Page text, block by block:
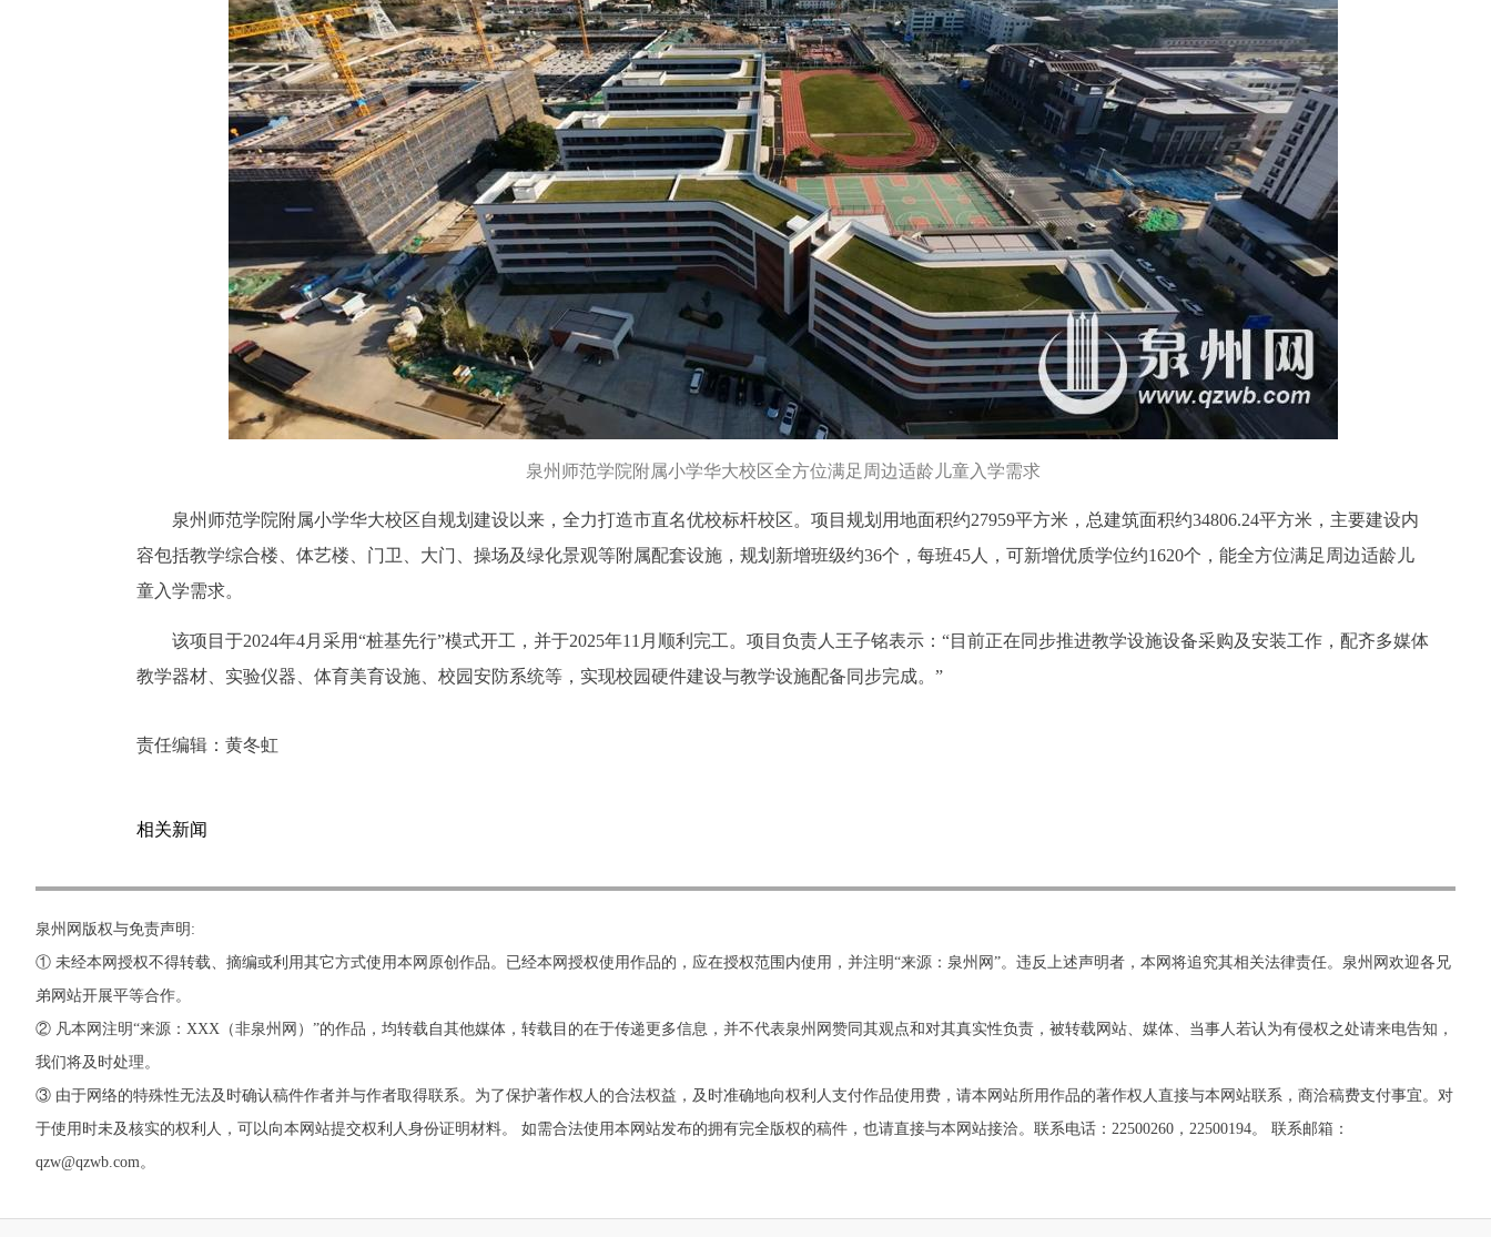
泉州师范学院附属小学华大校区全方位满足周边适龄儿童入学需求
泉州师范学院附属小学华大校区自规划建设以来，全力打造市直名优校标杆校区。项目规划用地面积约27959平方米，总建筑面积约34806.24平方米，主要建设内
容包括教学综合楼、体艺楼、门卫、大门、操场及绿化景观等附属配套设施，规划新增班级约36个，每班45人，可新增优质学位约1620个，能全方位满足周边适龄儿
童入学需求。
该项目于2024年4月采用“桩基先行”模式开工，并于2025年11月顺利完工。项目负责人王子铭表示：“目前正在同步推进教学设施设备采购及安装工作，配齐多媒体
教学器材、实验仪器、体育美育设施、校园安防系统等，实现校园硬件建设与教学设施配备同步完成。”
责任编辑： 黄冬虹
相关新闻
泉州网版权与免责声明:
① 未经本网授权不得转载、摘编或利用其它方式使用本网原创作品。已经本网授权使用作品的，应在授权范围内使用，并注明“来源：泉州网”。违反上述声明者，本网将追究其相关法律责任。泉州网欢迎各兄
弟网站开展平等合作。
② 凡本网注明“来源：XXX（非泉州网）”的作品，均转载自其他媒体，转载目的在于传递更多信息，并不代表泉州网赞同其观点和对其真实性负责，被转载网站、媒体、当事人若认为有侵权之处请来电告知，
我们将及时处理。
③ 由于网络的特殊性无法及时确认稿件作者并与作者取得联系。为了保护著作权人的合法权益，及时准确地向权利人支付作品使用费，请本网站所用作品的著作权人直接与本网站联系，商洽稿费支付事宜。对
于使用时未及核实的权利人，可以向本网站提交权利人身份证明材料。 如需合法使用本网站发布的拥有完全版权的稿件，也请直接与本网站接洽。联系电话：22500260，22500194。 联系邮箱：
qzw@qzwb.com。